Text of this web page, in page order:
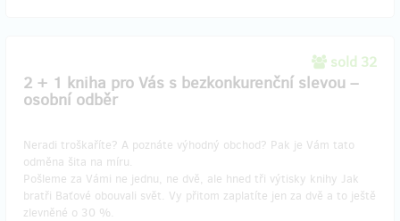
sold 32
2 + 1 kniha pro Vás s bezkonkurenční slevou –
osobní odběr
Neradi troškaříte? A poznáte výhodný obchod? Pak je Vám tato
odměna šita na míru.
Pošleme za Vámi ne jednu, ne dvě, ale hned tři výtisky knihy Jak
bratři Baťové obouvali svět. Vy přitom zaplatíte jen za dvě a to ještě
zlevněné o 30 %.